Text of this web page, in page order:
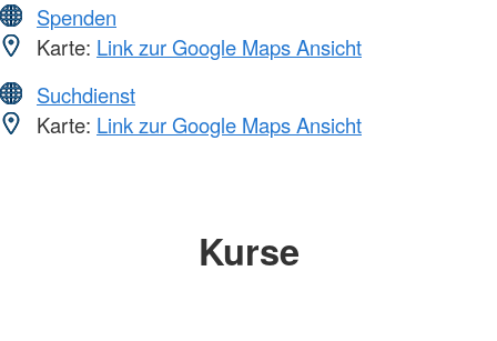
Spenden
Karte: Link zur Google Maps Ansicht
Suchdienst
Karte: Link zur Google Maps Ansicht
Kurse